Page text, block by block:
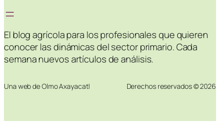
El blog agrícola para los profesionales que quieren
conocer las dinámicas del sector primario. Cada
semana nuevos artículos de análisis.
Una web de Olmo Axayacatl Derechos reservados © 2026